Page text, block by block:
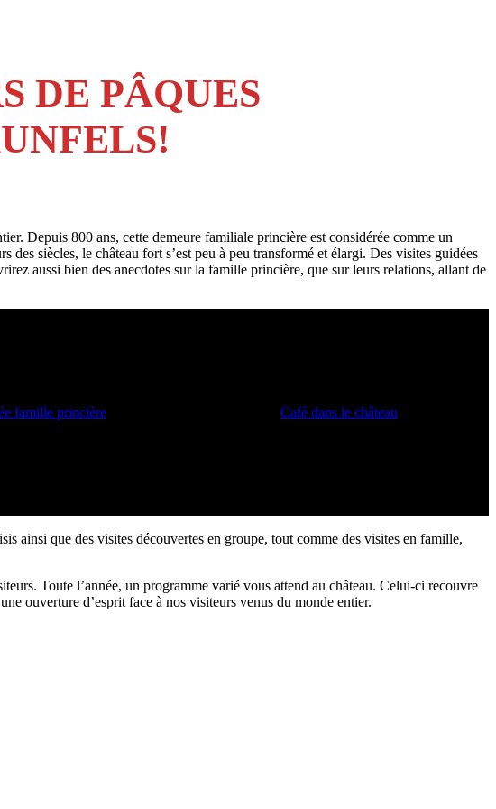
DE PÂQUES
Depuis 800 ans, cette demeure familiale princière est considérée comme un
siècles, le château fort s’est peu à peu transformé et élargi. Des visites guidées
aussi bien des anecdotes sur la famille princière, que sur leurs relations, allant de
famille princière Café dans le château
ainsi que des visites découvertes en groupe, tout comme des visites en famille,
Toute l’année, un programme varié vous attend au château. Celui-ci recouvre
ouverture d’esprit face à nos visiteurs venus du monde entier.